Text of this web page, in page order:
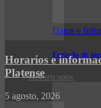
Datos e
Feriado de
CLASIFICADOS
Horarios e
Platense
5 agosto, 2026